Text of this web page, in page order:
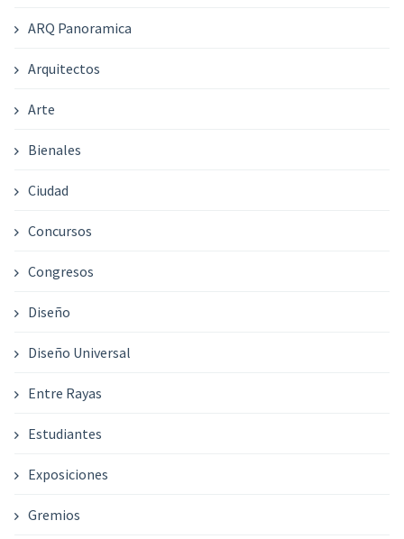
ARQ Panoramica
Arquitectos
Arte
Bienales
Ciudad
Concursos
Congresos
Diseño
Diseño Universal
Entre Rayas
Estudiantes
Exposiciones
Gremios